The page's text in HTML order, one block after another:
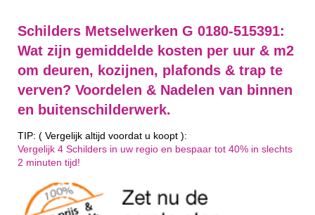
Schilders Metselwerken G 0180-515391:
Wat zijn gemiddelde kosten per uur & m2
om deuren, kozijnen, plafonds & trap te
verven? Voordelen & Nadelen van binnen
en buitenschilderwerk.
TIP: ( Vergelijk altijd voordat u koopt ):
Vergelijk 4 Schilders in uw regio en bespaar tot 40% in slechts
2 minuten tijd!